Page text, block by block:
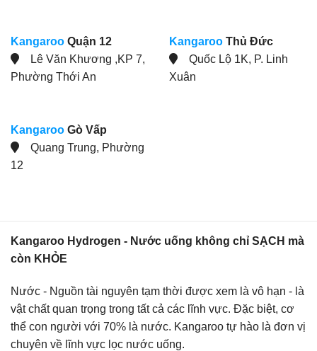
Kangaroo Quận 12
Lê Văn Khương ,KP 7,
Phường Thới An
Kangaroo Thủ Đức
Quốc Lộ 1K, P. Linh
Xuân
Kangaroo Gò Vấp
Quang Trung, Phường
12
Kangaroo Hydrogen - Nước uống không chỉ SẠCH mà
còn KHỎE
Nước - Nguồn tài nguyên tạm thời được xem là vô hạn - là
vật chất quan trọng trong tất cả các lĩnh vực. Đặc biệt, cơ
thể con người với 70% là nước. Kangaroo tự hào là đơn vị
chuyên về lĩnh vực lọc nước uống.